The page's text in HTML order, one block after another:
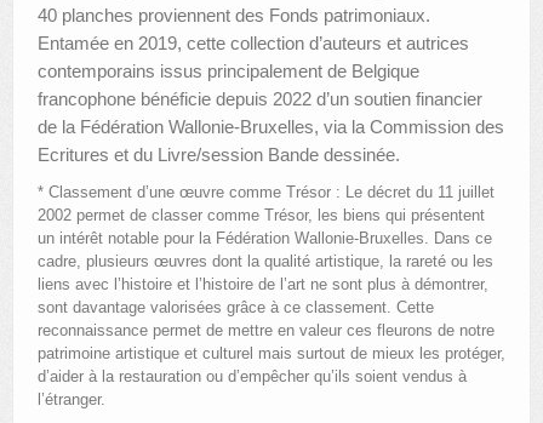
40 planches proviennent des Fonds patrimoniaux.
Entamée en 2019, cette collection d’auteurs et autrices
contemporains issus principalement de Belgique
francophone bénéficie depuis 2022 d’un soutien financier
de la Fédération Wallonie-Bruxelles, via la Commission des
Ecritures et du Livre/session Bande dessinée.
* Classement d’une œuvre comme Trésor : Le décret du 11 juillet
2002 permet de classer comme Trésor, les biens qui présentent
un intérêt notable pour la Fédération Wallonie-Bruxelles. Dans ce
cadre, plusieurs œuvres dont la qualité artistique, la rareté ou les
liens avec l’histoire et l’histoire de l’art ne sont plus à démontrer,
sont davantage valorisées grâce à ce classement. Cette
reconnaissance permet de mettre en valeur ces fleurons de notre
patrimoine artistique et culturel mais surtout de mieux les protéger,
d’aider à la restauration ou d’empêcher qu’ils soient vendus à
l’étranger.